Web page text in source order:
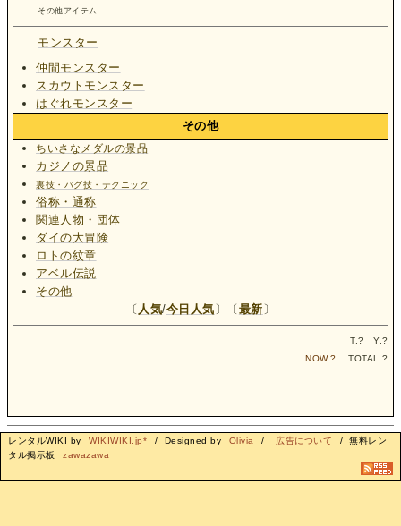
その他アイテム
モンスター
仲間モンスター
スカウトモンスター
はぐれモンスター
その他
ちいさなメダルの景品
カジノの景品
裏技・バグ技・テクニック
俗称・通称
関連人物・団体
ダイの大冒険
ロトの紋章
アベル伝説
その他
〔 人気/今日人気 〕〔 最新 〕
T.? Y.?
NOW.? TOTAL.?
レンタルWIKI by WIKIWIKI.jp* / Designed by Olivia / 広告について
/ 無料レン
タル掲示板
zawazawa